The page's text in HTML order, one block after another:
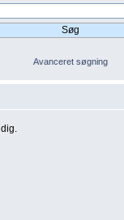
Avanceret søgning
dig.